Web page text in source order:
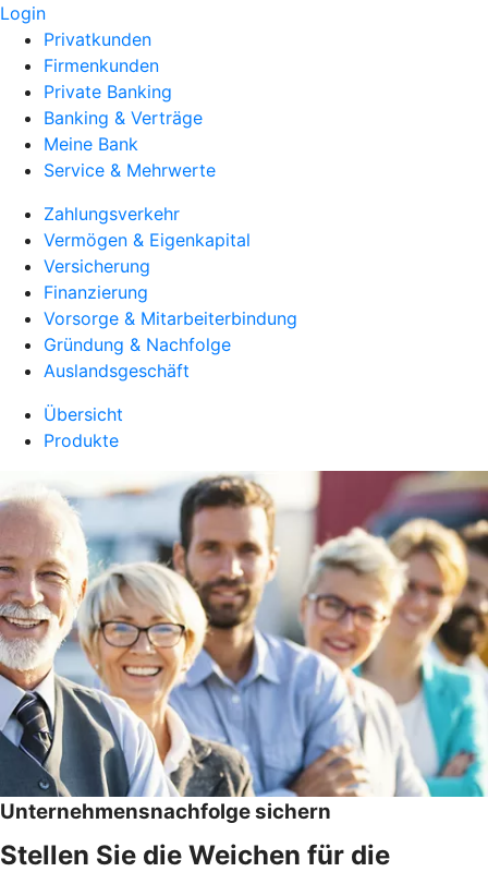
Login
Privatkunden
Firmenkunden
Private Banking
Banking & Verträge
Meine Bank
Service & Mehrwerte
Zahlungsverkehr
Vermögen & Eigenkapital
Versicherung
Finanzierung
Vorsorge & Mitarbeiterbindung
Gründung & Nachfolge
Auslandsgeschäft
Übersicht
Produkte
Unternehmensnachfolge sichern
Stellen Sie die Weichen für die